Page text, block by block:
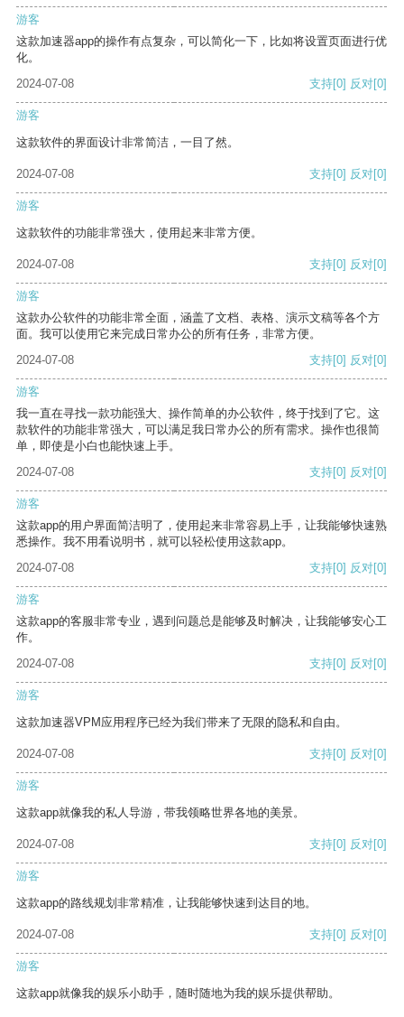
游客
这款加速器app的操作有点复杂，可以简化一下，比如将设置页面进行优
化。
2024-07-08
支持[0] 反对[0]
游客
这款软件的界面设计非常简洁，一目了然。
2024-07-08 支持[0] 反对[0]
游客
这款软件的功能非常强大，使用起来非常方便。
2024-07-08 支持[0] 反对[0]
游客
这款办公软件的功能非常全面，涵盖了文档、表格、演示文稿等各个方
面。我可以使用它来完成日常办公的所有任务，非常方便。
2024-07-08
支持[0] 反对[0]
游客
我一直在寻找一款功能强大、操作简单的办公软件，终于找到了它。这
款软件的功能非常强大，可以满足我日常办公的所有需求。操作也很简
单，即使是小白也能快速上手。
2024-07-08
支持[0] 反对[0]
游客
这款app的用户界面简洁明了，使用起来非常容易上手，让我能够快速熟
悉操作。我不用看说明书，就可以轻松使用这款app。
2024-07-08
支持[0] 反对[0]
游客
这款app的客服非常专业，遇到问题总是能够及时解决，让我能够安心工
作。
2024-07-08
支持[0] 反对[0]
游客
这款加速器VPM应用程序已经为我们带来了无限的隐私和自由。
2024-07-08 支持[0] 反对[0]
游客
这款app就像我的私人导游，带我领略世界各地的美景。
2024-07-08 支持[0] 反对[0]
游客
这款app的路线规划非常精准，让我能够快速到达目的地。
2024-07-08 支持[0] 反对[0]
游客
这款app就像我的娱乐小助手，随时随地为我的娱乐提供帮助。